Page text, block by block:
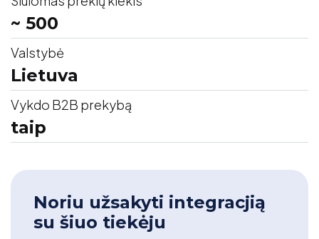
~ 500
Valstybė
Lietuva
Vykdo B2B prekybą
taip
Noriu užsakyti integracjią
su šiuo tiekėju